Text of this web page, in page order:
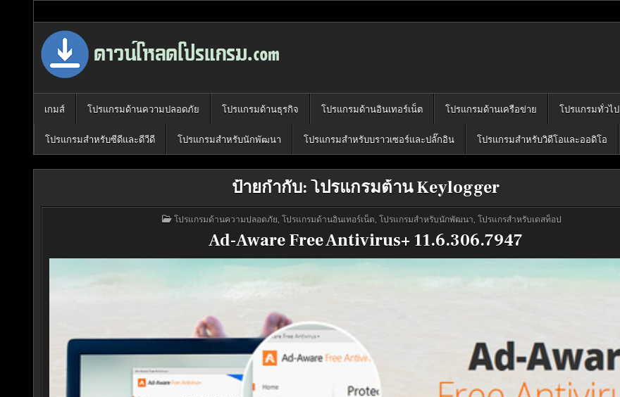
Download Program Free | ดาวน์โหลดโปรแกรมฟรี
ดาวน์โหลดโปรแกรม ดอท คอม รวบรวมโปรแกรมดี โปรแกรมฟรี ไว้ให้คุณได้เลือก download ไว้มากมาย
เกมส์ โปรแกรมด้านความปลอดภัย โปรแกรมด้านธุรกิจ โปรแกรมด้านอินเทอร์เน็ต โปรแกรมด้านเครือข่าย โปรแกรมทั่วไป
โปรแกรมสำหรับซีดีและดีวีดี โปรแกรมสำหรับนักพัฒนา โปรแกรมสำหรับบราวเซอร์และปลั๊กอิน โปรแกรมสำหรับวิดีโอและออดิโอ
ป้ายกำกับ:โปรแกรมต้าน Keylogger
POSTED
IN
โปรแกรมด้านความปลอดภัย โปรแกรมด้านอินเทอร์เน็ต โปรแกรมสำหรับนักพัฒนา โปรแกรสำหรับเดสท็อป
Ad-Aware Free Antivirus+ 11.6.306.7947